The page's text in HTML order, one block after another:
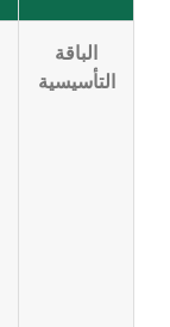
الباقة
التأسيسية